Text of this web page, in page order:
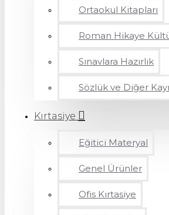
Ortaokul Kitapları
Roman Hikaye
Sınavlara Hazırlık
Sözlük ve Diğer
Kırtasiye
Eğitici Materyal
Genel Ürünler
Ofis Kırtasiye